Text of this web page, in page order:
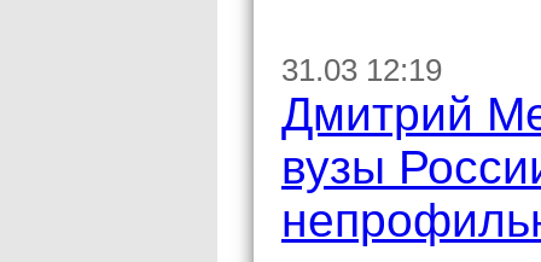
31.03 12:19
Дмитрий
вузы